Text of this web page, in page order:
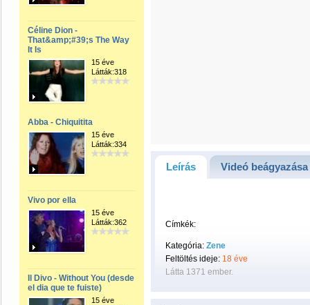
Céline Dion -
That&amp;#39;s The Way
It Is
15 éve
Látták:318
Abba - Chiquitita
15 éve
Látták:334
Vivo por ella
15 éve
Látták:362
Il Divo - Without You (desde
el dia que te fuiste)
15 éve
Leírás Videó beágyazása
Címkék:
Kategória: Zene
Feltöltés ideje: 18 éve
Látta 1371 ember.